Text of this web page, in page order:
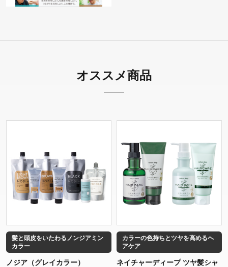
オススメ商品
髪と頭皮をいたわるノンジアミン
カラー
ノジア（グレイカラー）
カラーの色持ちとツヤを高めるヘ
アケア
ネイチャーディープ ツヤ髪シャ